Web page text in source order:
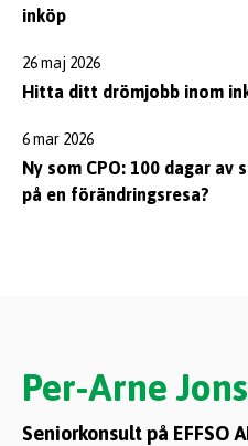
inköp
26 maj 2026
Hitta ditt drömjobb inom
6 mar 2026
Ny som CPO: 100 dagar
på en förändringsresa?
Per-Arne
Seniorkonsult på EFFSO